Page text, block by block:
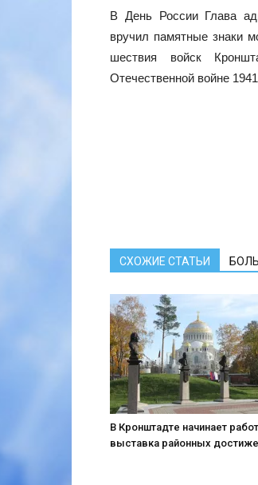
В День России Глава
вручил памятные знаки
шествия войск
Отечественной войне
СХОЖИЕ СТАТЬИ
В Кронштадте начинает
выставка районных